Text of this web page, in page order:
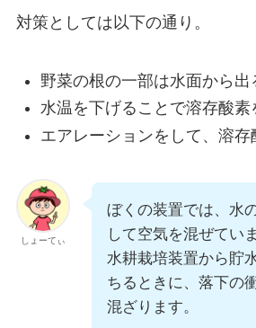
対策としては以下の通り。
野菜の根の一部は水面から出
水温を下げることで溶存酸素
エアレーションをして、溶存
しょーてぃ
ぼくの装置では、水
して空気を混ぜてい
水耕栽培装置から貯
ちるときに、落下の
混ざります。